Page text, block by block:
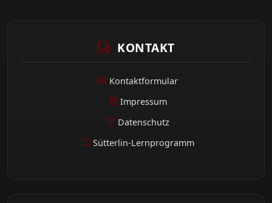
KONTAKT
Kontaktformular
Impressum
Datenschutz
Sütterlin-Lernprogramm